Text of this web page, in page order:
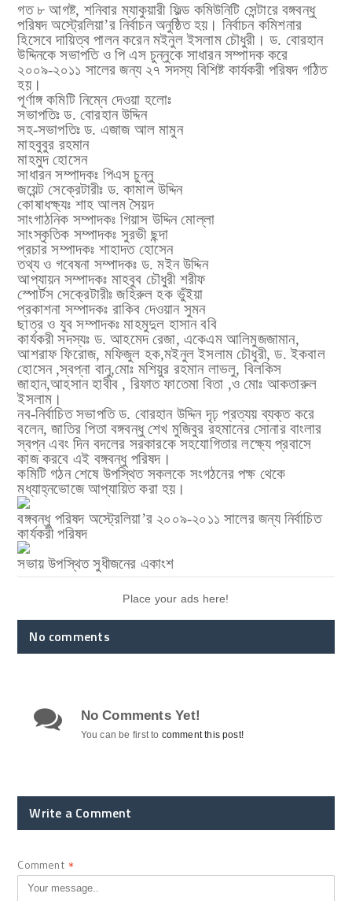
গত ৮ আগষ্ট, শনিবার ম্যাকুয়ারী ফিল্ড কমিউনিটি সেন্টারে বঙ্গবন্ধু
পরিষদ অস্ট্রেলিয়া’র নির্বাচন অনুষ্ঠিত হয়। নির্বাচন কমিশনার
হিসেবে দায়িত্ব পালন করেন মইনুল ইসলাম চৌধুরী। ড. বোরহান
উদ্দিনকে সভাপতি ও পি এস চুন্নুকে সাধারন সম্পাদক করে
২০০৯-২০১১ সালের জন্য ২৭ সদস্য বিশিষ্ট কার্যকরী পরিষদ গঠিত
হয়।
পূর্ণাঙ্গ কমিটি নিম্নে দেওয়া হলোঃ
সভাপতিঃড. বোরহান উদ্দিন
সহ-সভাপতিঃড. এজাজ আল মামুন
মাহবুবুর রহমান
মাহমুদ হোসেন
সাধারন সম্পাদকঃ পিএস চুন্নু
জয়েন্ট সেক্রেটারীঃ ড. কামাল উদ্দিন
কোষাধক্ষ্যঃ শাহ আলম সৈয়দ
সাংগাঠনিক সম্পাদকঃ গিয়াস উদ্দিন মোল্লা
সাংস্কৃতিক সম্পাদকঃ সুরভী ছন্দা
প্রচার সম্পাদকঃ শাহাদত হোসেন
তথ্য ও গবেষনা সম্পাদকঃ ড. মইন উদ্দিন
আপ্যায়ন সম্পাদকঃ মাহবুব চৌধুরী শরীফ
স্পোর্টস সেক্রেটারীঃজহিরুল হক ভুঁইয়া
প্রকাশনা সম্পাদকঃ রাকিব দেওয়ান সুমন
ছাত্র ও যুব সম্পাদকঃমাহমুদুল হাসান ববি
কার্যকরী সদস্যঃ ড. আহমেদ রেজা, একেএম আলিমুজজামান,
আশরাফ ফিরোজ, মফিজুল হক,মইনুল ইসলাম চৌধুরী, ড. ইকবাল
হোসেন ,স্বপ্না বানু,মোঃ মশিয়ুর রহমান লাভলু, বিলকিস
জাহান,আহসান হাবীব , রিফাত ফাতেমা বিতা ,ও মোঃ আকতারুল
ইসলাম।
নব-নির্বাচিত সভাপতি ড. বোরহান উদ্দিন দৃঢ় প্রত্যয় ব্যক্ত করে
বলেন, জাতির পিতা বঙ্গবন্ধু শেখ মুজিবুর রহমানের সোনার বাংলার
স্বপ্ন এবং দিন বদলের সরকারকে সহযোগিতার লক্ষ্যে প্রবাসে
কাজ করবে এই বঙ্গবন্ধু পরিষদ।
কমিটি গঠন শেষে উপস্থিত সকলকে সংগঠনের পক্ষ থেকে
মধ্যাহ্নভোজে আপ্যায়িত করা হয়।
বঙ্গবন্ধু পরিষদ অস্ট্রেলিয়া’র ২০০৯-২০১১ সালের জন্য নির্বাচিত
কার্যকরী পরিষদ
সভায় উপস্থিত সুধীজনের একাংশ
Place your ads here!
No comments
No Comments Yet!
You can be first to comment this post!
Write a Comment
Comment *